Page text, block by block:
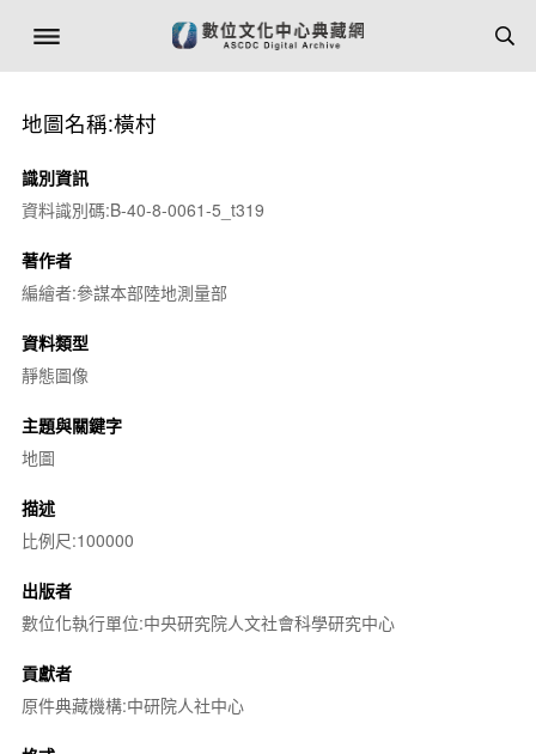
地圖名稱:橫村
識別資訊
資料識別碼:B-40-8-0061-5_t319
著作者
編繪者:參謀本部陸地測量部
資料類型
靜態圖像
主題與關鍵字
地圖
描述
比例尺:100000
出版者
數位化執行單位:中央研究院人文社會科學研究中心
貢獻者
原件典藏機構:中研院人社中心